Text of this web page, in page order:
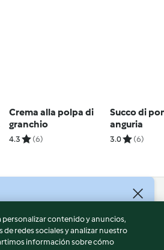
Crema alla polpa di
granchio
4.3 (6)
Succo di
anguria
3.0 (6)
personalizar contenido y anuncios,
redes sociales y analizar nuestro
información sobre cómo